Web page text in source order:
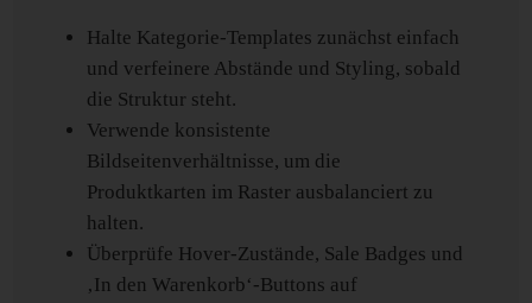
Halte Kategorie-Templates zunächst einfach
und verfeinere Abstände und Styling, sobald
die Struktur steht.
Verwende konsistente
Bildseitenverhältnisse, um die
Produktkarten im Raster ausbalanciert zu
halten.
Überprüfe Hover-Zustände, Sale Badges und
‚In den Warenkorb‘-Buttons auf